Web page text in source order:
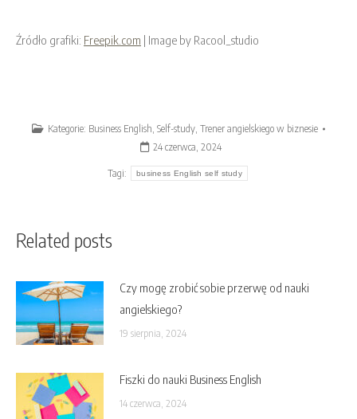
Źródło grafiki: Freepik.com | Image by Racool_studio
Kategorie: Business English, Self-study, Trener angielskiego w biznesie
24 czerwca, 2024
Tagi: business English self study
Related posts
Czy mogę zrobić sobie przerwę od nauki
angielskiego?
19 sierpnia, 2024
Fiszki do nauki Business English
14 czerwca, 2024